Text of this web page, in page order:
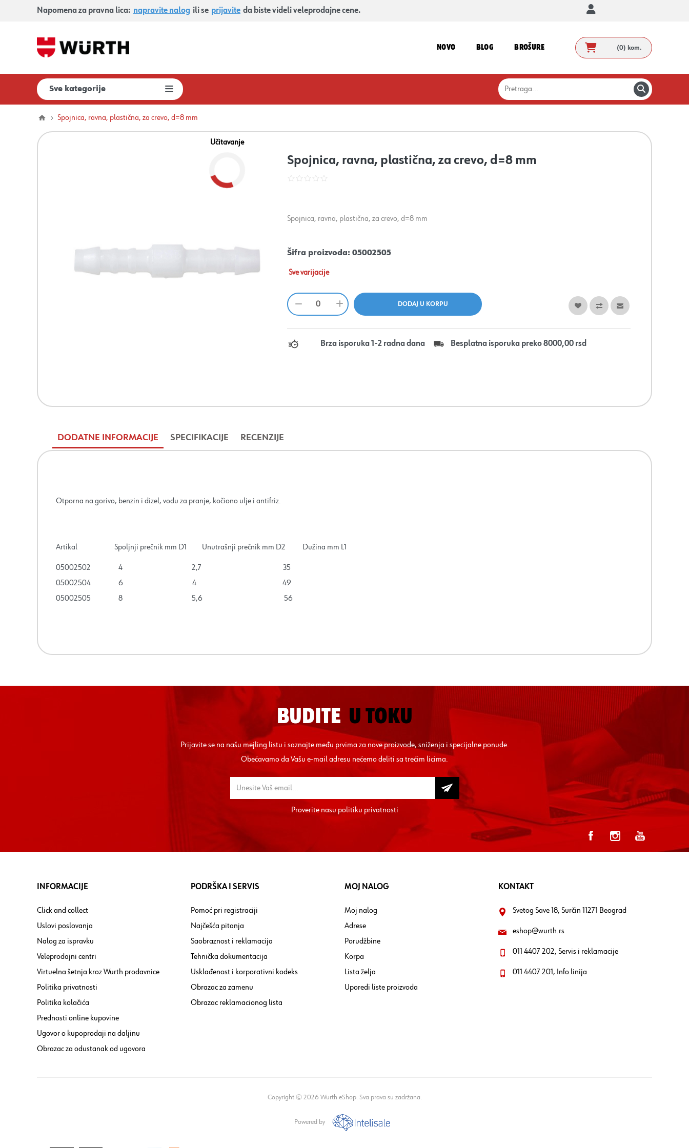
Napomena za pravna lica: napravite nalog ili se prijavite da biste videli veleprodajne cene.
NOVO BLOG BROŠURE (0) kom.
Sve kategorije
Spojnica, ravna, plastična, za crevo, d=8 mm
Učitavanje
Spojnica, ravna, plastična, za crevo, d=8 mm
Spojnica, ravna, plastična, za crevo, d=8 mm
Šifra proizvoda: 05002505
Sve varijacije
Brza isporuka 1-2 radna dana Besplatna isporuka preko 8000,00 rsd
DODATNE INFORMACIJE SPECIFIKACIJE RECENZIJE
Otporna na gorivo, benzin i dizel, vodu za pranje, kočiono ulje i antifriz.
Artikal Spoljnji prečnik mm D1 Unutrašnji prečnik mm D2 Dužina mm L1
05002502 4 2,7 35
05002504 6 4 49
05002505 8 5,6 56
BUDITE U TOKU
Prijavite se na našu mejling listu i saznajte među prvima za nove proizvode, sniženja i specijalne ponude.
Obećavamo da Vašu e-mail adresu nećemo deliti sa trećim licima.
Proverite nasupolitiku privatnosti
INFORMACIJE
Click and collect
Uslovi poslovanja
Nalog za ispravku
Veleprodajni centri
Virtuelna šetnja kroz Wurth prodavnice
Politika privatnosti
Politika kolačića
Prednosti online kupovine
Ugovor o kupoprodaji na daljinu
Obrazac za odustanak od ugovora
PODRŠKA I SERVIS
Pomoć pri registraciji
Najčešća pitanja
Saobraznost i reklamacija
Tehnička dokumentacija
Usklađenost i korporativni kodeks
Obrazac za zamenu
Obrazac reklamacionog lista
MOJ NALOG
Moj nalog
Adrese
Porudžbine
Korpa
Lista želja
Uporedi liste proizvoda
KONTAKT
Svetog Save 18, Surčin 11271 Beograd
eshop@wurth.rs
011 4407 202, Servis i reklamacije
011 4407 201, Info linija
Copyright © 2026 Wurth eShop. Sva prava su zadržana.
Powered by